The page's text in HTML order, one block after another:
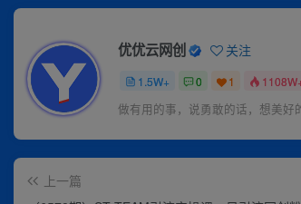
优优云网创 关注
1.5W+ 0 1
做有用的事，说勇敢的话，想美好
上一篇